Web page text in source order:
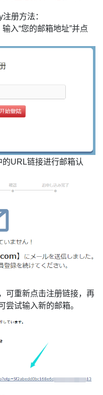
册方法：
入“您的邮箱地址”并点
URL链接进行邮箱认
可重新点击注册链接，再
尝试输入新的邮箱。